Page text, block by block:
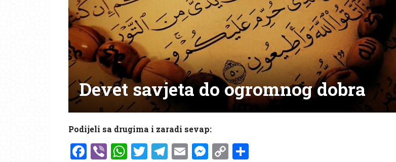
Devet savjeta do ogromnog dobra
Podijeli sa drugima i zaradi sevap:
Facebook
ViberWhatsApp
Twitter
Telegram
EmailMessenger
Copy